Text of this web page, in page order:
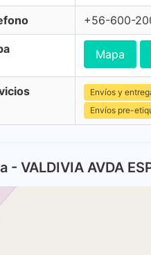
+56-600-
Mapa
Envíos y
Envíos pre-
- VALDIVIA AVDA